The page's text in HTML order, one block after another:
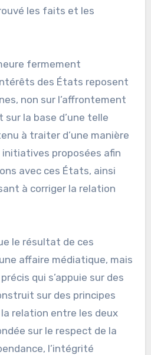
les faits et les
fermement
des États reposent
non sur l’affrontement
sur la base d’une telle
à traiter d’une manière
proposées afin
avec ces États, ainsi
à corriger la relation
le résultat de ces
affaire médiatique, mais
qui s’appuie sur des
sur des principes
relation entre les deux
sur le respect de la
l’intégrité